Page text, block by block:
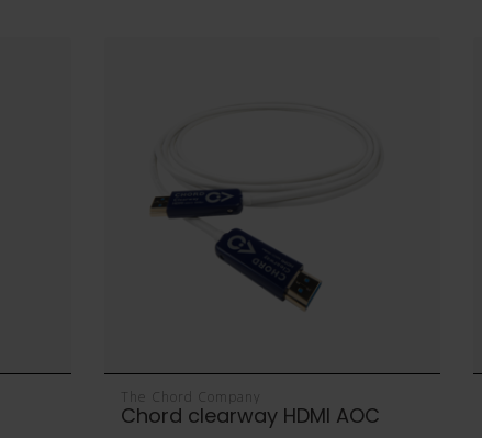
The Chord Company
Chord clearway HDMI AOC